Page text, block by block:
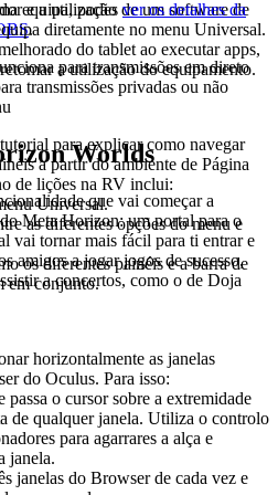
e a utilização de um software de
.
para transmissões em direto
transmissões privadas ou não
Worlds
que vai começar a
Meta Horizon: um portal para o
vai tornar mais fácil para ti entrar e
amigos a jogar jogos de sucesso,
a concertos, como o de Doja
equipa, podesver os detalhes da
diretamente no menu Universal.
do tablet ao executar apps,
a utilização do equipamento.
para explicar como navegar
a partir do ambiente de Página
de lições na RV inclui:
Universal.
as diferentes opções do menu e
os diferentes painéis e a barra de
em conjunto.
horizontalmente as janelas
do Oculus. Para isso:
o cursor sobre a extremidade
de qualquer janela. Utiliza o controlo
para agarrares a alça e
janela.
janelas do Browser de cada vez e